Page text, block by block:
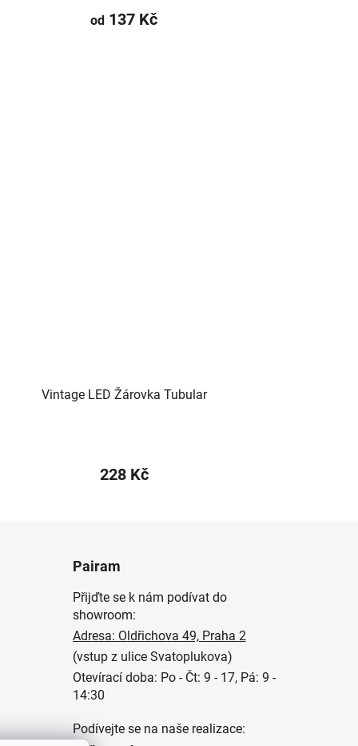
od 137 Kč
Vintage LED Žárovka Tubular
228 Kč
Pairam
Přijďte se k nám podívat do
showroom:
Adresa: Oldřichova 49, Praha 2
(vstup z ulice Svatoplukova)
Otevírací doba: Po - Čt: 9 - 17, Pá: 9 -
14:30
Podívejte se na naše realizace: